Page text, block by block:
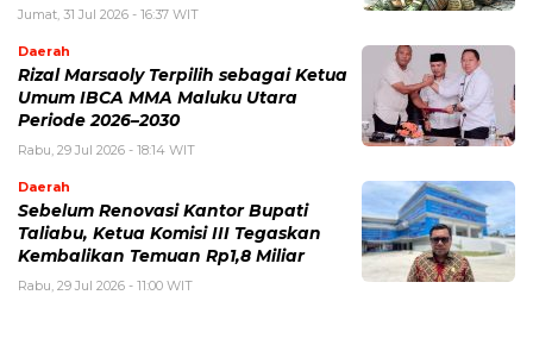
Jumat, 31 Jul 2026 - 16:37 WIT
Daerah
Rizal Marsaoly Terpilih sebagai Ketua
Umum IBCA MMA Maluku Utara
Periode 2026–2030
Rabu, 29 Jul 2026 - 18:14 WIT
Daerah
Sebelum Renovasi Kantor Bupati
Taliabu, Ketua Komisi III Tegaskan
Kembalikan Temuan Rp1,8 Miliar
Rabu, 29 Jul 2026 - 11:00 WIT